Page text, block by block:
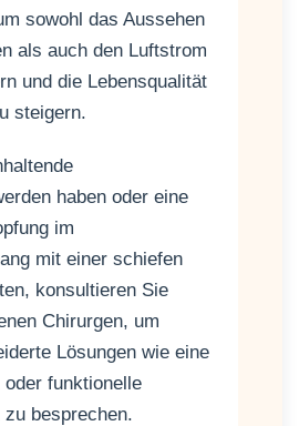
sowohl das Aussehen
als auch den Luftstrom
und die Lebensqualität
steigern.
haben oder eine
im
mit einer schiefen
konsultieren Sie
Chirurgen, um
Lösungen wie eine
funktionelle
besprechen.